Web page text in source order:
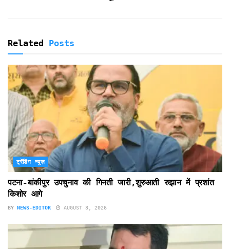
Related Posts
ट्रेंडिंग न्यूज़
पटना-बांकीपुर उपचुनाव की गिनती जारी,शुरुआती रुझान में प्रशांत
किशोर आगे
BY NEWS-EDITOR AUGUST 3, 2026